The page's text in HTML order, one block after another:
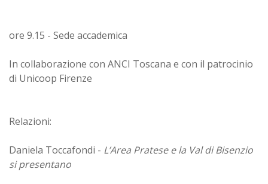
ore 9.15 - Sede accademica
In collaborazione con ANCI Toscana e con il patrocinio
di Unicoop Firenze
Relazioni:
Daniela Toccafondi - L’Area Pratese e la Val di Bisenzio
si presentano